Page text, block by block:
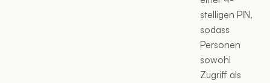
stelligen PIN,
sodass
Personen
sowohl
Zugriff als